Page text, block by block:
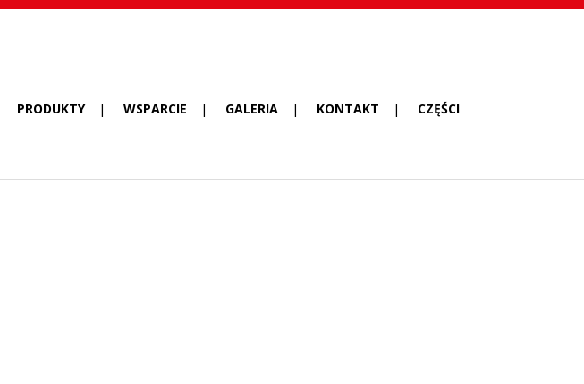
PRODUKTY WSPARCIE GALERIA KONTAKT CZĘŚCI